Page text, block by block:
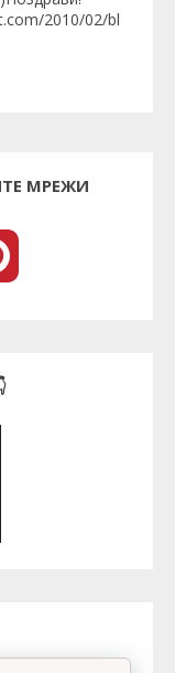
2010/02/bl
МРЕЖИ